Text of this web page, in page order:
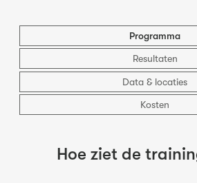
Programma
Resultaten
Data & locaties
Kosten
Hoe ziet de